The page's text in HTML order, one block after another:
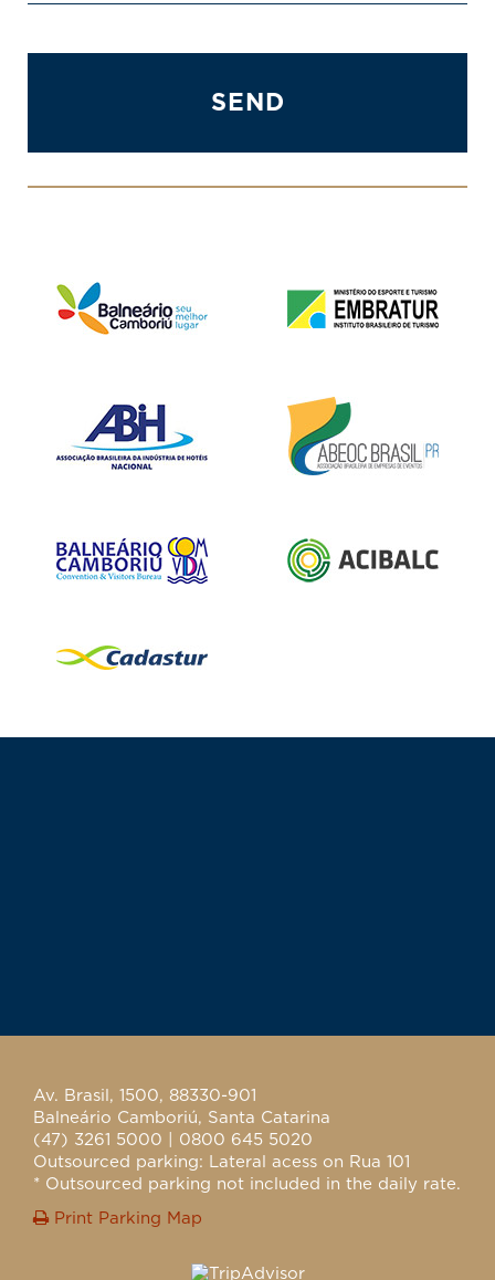
SEND
Av. Brasil, 1500, 88330-901
Balneário Camboriú, Santa Catarina
(47) 3261 5000 | 0800 645 5020
Outsourced parking: Lateral acess on Rua 101
* Outsourced parking not included in the daily rate.
Print Parking Map